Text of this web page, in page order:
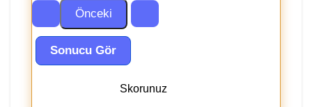
Skorunuz